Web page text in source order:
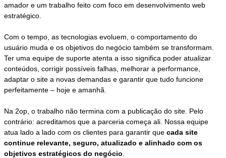
amador e um trabalho feito com foco em desenvolvimento web
estratégico.
Com o tempo, as tecnologias evoluem, o comportamento do
usuário muda e os objetivos do negócio também se transformam.
Ter uma equipe de suporte atenta a isso significa poder atualizar
conteúdos, corrigir possíveis falhas, melhorar a performance,
adaptar o site a novas demandas e garantir que tudo funcione
perfeitamente – hoje e amanhã.
Na 2op, o trabalho não termina com a publicação do site. Pelo
contrário: acreditamos que a parceria começa ali. Nossa equipe
atua lado a lado com os clientes para garantir quecada site
continue relevante, seguro, atualizado e alinhado com os
objetivos estratégicos do negócio